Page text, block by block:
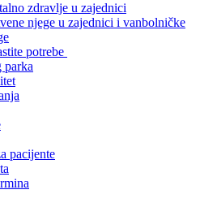
zdravlje u zajednici
njege u zajednici i vanbolničke
potrebe
parka
pacijente